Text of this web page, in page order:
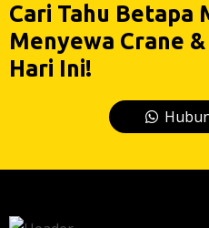
Cari Tahu Betapa
Menyewa Crane
Hari Ini!